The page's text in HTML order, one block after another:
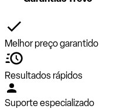
Melhor preço garantido
Resultados rápidos
Suporte especializado